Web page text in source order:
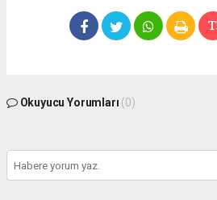
Okuyucu Yorumları (0)